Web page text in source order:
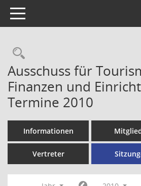
Toggle navigation
Rechercheauswahl
Ausschuss für
Finanzen und
Termine 2010
Informationen
Vertreter